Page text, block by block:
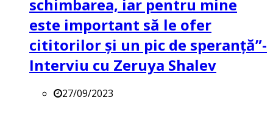
schimbarea, iar pentru mine
este important să le ofer
cititorilor și un pic de speranță”-
Interviu cu Zeruya Shalev
27/09/2023